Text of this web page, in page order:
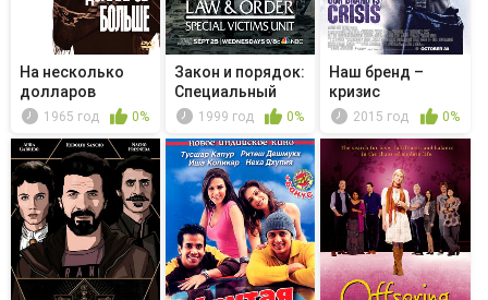
На несколько
долларов
больше
1965 год 0%
Закон и порядок:
Специальный
корпус -...
1999 год 0%
Наш бренд –
кризис
2015 год 0%